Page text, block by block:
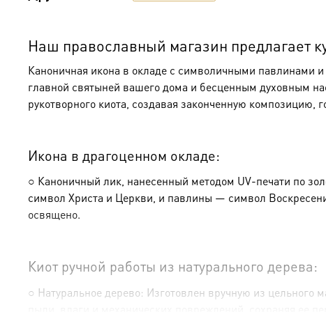
Наш православный магазин предлагает
Каноничная икона в окладе с символичными павлинами и
главной святыней вашего дома и бесценным духовным
рукотворного киота, создавая законченную
Икона в драгоценном окладе:
○ Каноничный лик, нанесенный методом UV-печати по
символ Христа и Церкви, и павлины — символ
освящено.
Киот ручной работы из натурального дерева:
○ Натуральное дерево: Изготовлен вручную из цельного